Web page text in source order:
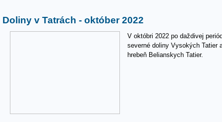
Doliny v Tatrách - október 2022
V októbri 2022 po daždivej
severné doliny Vysokých Tatier
hrebeň Belianskych Tatier.